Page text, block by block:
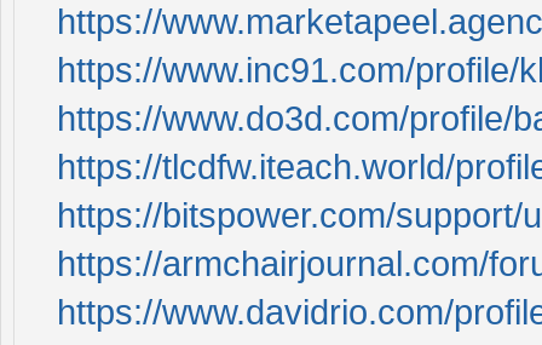
https://
https://www.inc91.com/profile/
https://www.do3d.com/profile/
https://tlcdfw.iteach.world/
https://bitspower.com/support/
https://armchairjournal.com/
https://www.davidrio.com/